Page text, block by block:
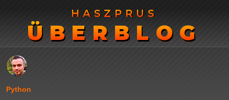
HASZPRUS
ÜBERBLOG
HASZPRUS
ÜBERBLOG
Python